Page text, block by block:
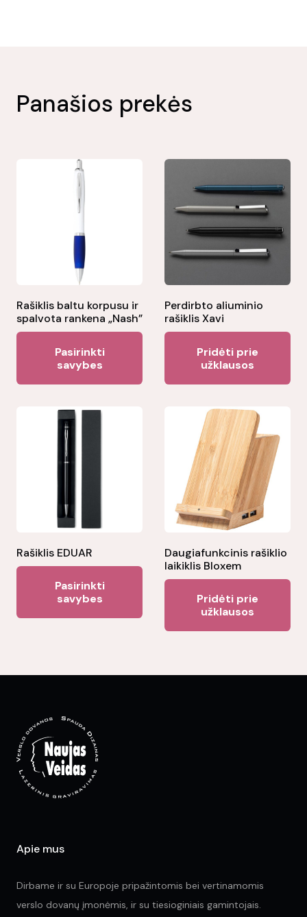
Panašios prekės
Rašiklis baltu korpusu ir
spalvota rankena „Nash”
Pasirinkti
savybes
has
chosen
product
Perdirbto aliuminio
rašiklis Xavi
Pridėti prie
užklausos
Rašiklis EDUAR
Pasirinkti
savybes
This
has
multiple
Daugiafunkcinis rašiklio
laikiklis Bloxem
Pridėti prie
užklausos
Apie mus
Dirbame ir su Europoje pripažintomis bei vertinamomis
verslo dovanų įmonėmis, ir su tiesioginiais gamintojais.